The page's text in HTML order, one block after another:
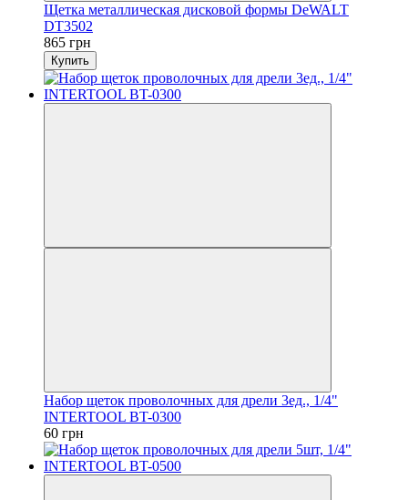
Щетка металлическая дисковой формы DeWALT
DT3502
865 грн
Купить
Набор щеток проволочных для дрели 3ед., 1/4"
INTERTOOL BT-0300
60 грн